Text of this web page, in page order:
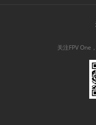
关注FPV One